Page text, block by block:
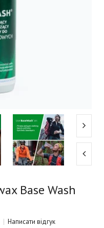
Base Wash
Написати відгук